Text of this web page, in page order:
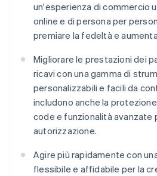
un'esperienza di commercio
online e di persona per
premiare la fedeltà e
Migliorare le prestazioni dei
ricavi con una gamma di
personalizzabili e facili da
includono anche la
code e funzionalità avanzate
autorizzazione.
Agire più rapidamente con
flessibile e affidabile per la